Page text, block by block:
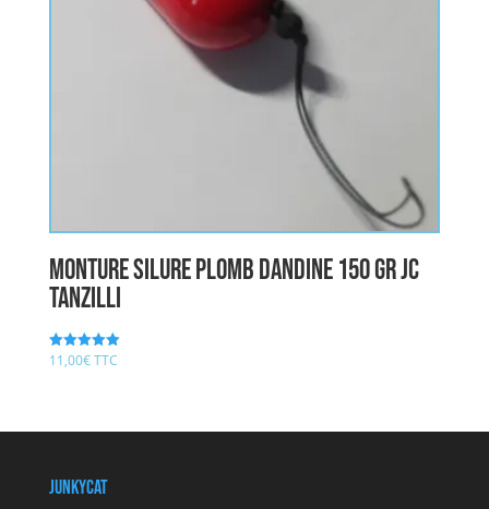
Monture Silure Plomb Dandine 150 gr JC
TANZILLI
Note
5.00
11,00€TTC
JunkyCat